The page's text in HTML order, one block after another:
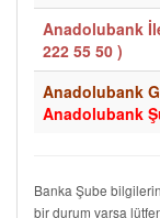
Anadolubank
222 55 50 )
Anadolubank
Anadolubank
Banka Şube
bir durum varsa